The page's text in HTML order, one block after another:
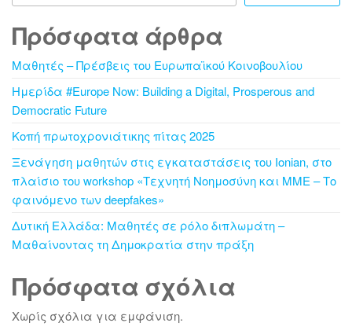
Πρόσφατα άρθρα
Μαθητές – Πρέσβεις του Ευρωπαϊκού Κοινοβουλίου
Ημερίδα #Europe Now: Building a Digital, Prosperous and
Democratic Future
Κοπή πρωτοχρονιάτικης πίτας 2025
Ξενάγηση μαθητών στις εγκαταστάσεις του Ionian, στο
πλαίσιο του workshop «Τεχνητή Νοημοσύνη και ΜΜΕ – Το
φαινόμενο των deepfakes»
Δυτική Ελλάδα: Μαθητές σε ρόλο διπλωμάτη –
Μαθαίνοντας τη Δημοκρατία στην πράξη
Πρόσφατα σχόλια
Χωρίς σχόλια για εμφάνιση.